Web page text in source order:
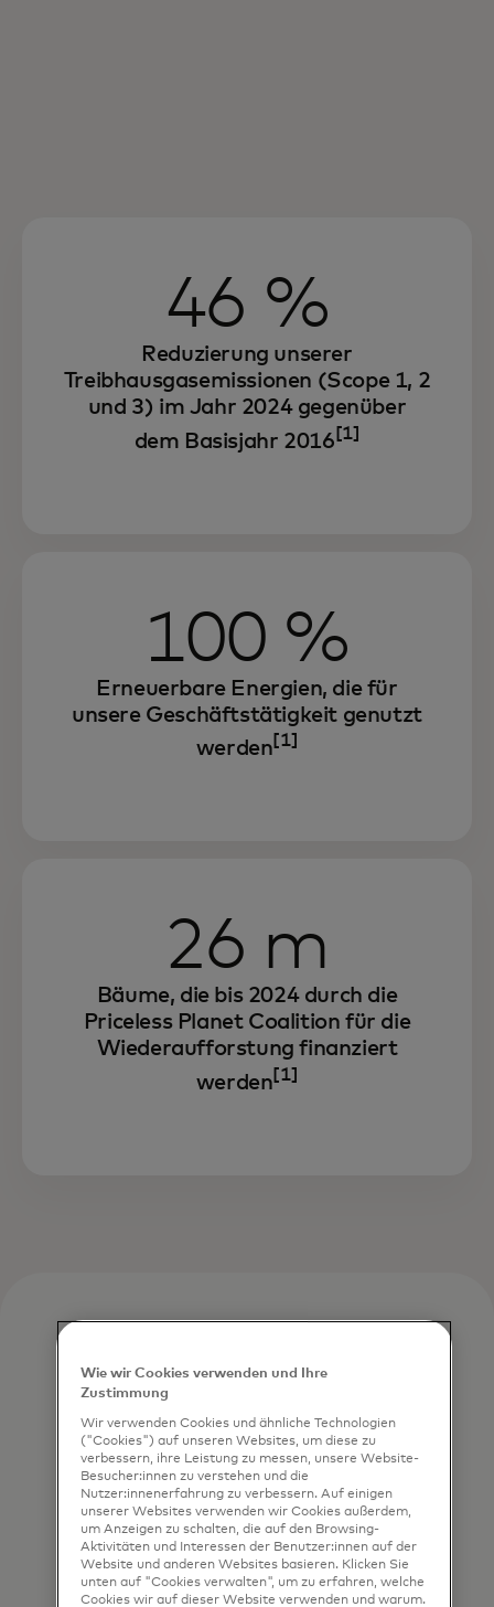
Nachhaltigkeit steigern wir die Effizienz,
stärken die Widerstandsfähigkeit und
fördern das Wachstum.
Wir bieten innovative Lösungen an, die
46 %
Reduzierung unserer
Treibhausgasemissionen (Scope 1, 2
und 3) im Jahr 2024 gegenüber
dem Basisjahr 2016 [1]
100 %
Erneuerbare Energien, die für
unsere Geschäftstätigkeit genutzt
werden [1]
26 m
Bäume, die bis 2024 durch die
Priceless Planet Coalition für die
Wiederaufforstung finanziert
werden[1]
Wie wir Cookies verwenden und Ihre
Zustimmung
Wir verwenden Cookies und ähnliche Technologien
("Cookies") auf unseren Websites, um diese zu
verbessern, ihre Leistung zu messen, unsere Website-
Besucher:innen zu verstehen und die
Nutzer:innenerfahrung zu verbessern. Auf einigen
unserer Websites verwenden wir Cookies außerdem,
um Anzeigen zu schalten, die auf den Browsing-
Aktivitäten und Interessen der Benutzer:innen auf der
Website und anderen Websites basieren. Klicken Sie
unten auf "Cookies verwalten", um zu erfahren, welche
Cookies wir auf dieser Website verwenden und warum.